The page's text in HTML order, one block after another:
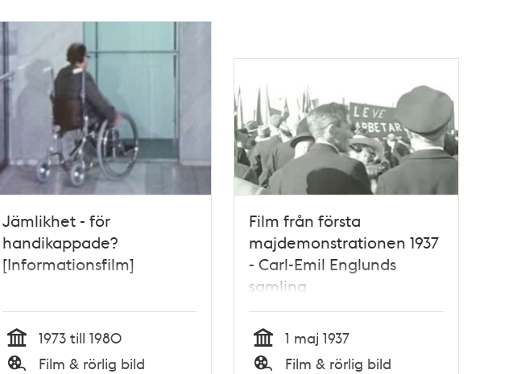
Jämlikhet - för
handikappade?
[Informationsfilm]
Tid
1973 till 1980
Film & rörlig bild
Film från första
majdemonstrationen 1937
- Carl-Emil Englunds
samling
Tid
1 maj 1937
Film & rörlig bild